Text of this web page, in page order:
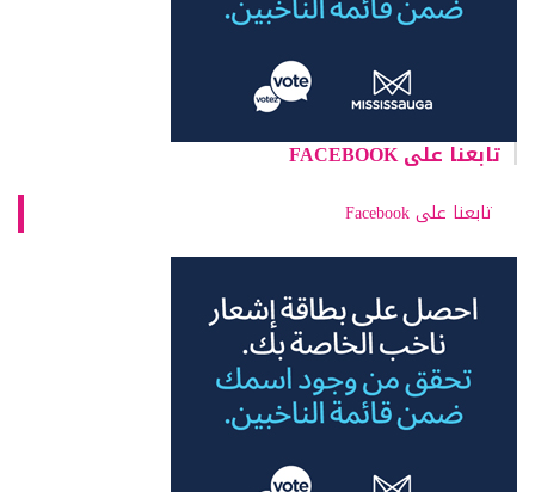
تابعنا على FACEBOOK
تابعنا على Facebook